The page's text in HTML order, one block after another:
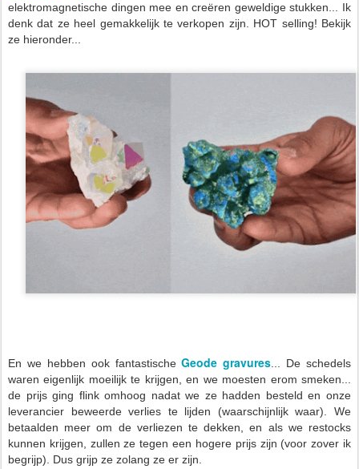
elektromagnetische dingen mee en creëren geweldige stukken... Ik
denk dat ze heel gemakkelijk te verkopen zijn. HOT selling! Bekijk
ze hieronder...
En we hebben ook fantastischeGeode gravures ... De schedels
waren eigenlijk moeilijk te krijgen, en we moesten erom smeken...
de prijs ging flink omhoog nadat we ze hadden besteld en onze
leverancier beweerde verlies te lijden (waarschijnlijk waar). We
betaalden meer om de verliezen te dekken, en als we restocks
kunnen krijgen, zullen ze tegen een hogere prijs zijn (voor zover ik
begrijp). Dus grijp ze zolang ze er zijn.